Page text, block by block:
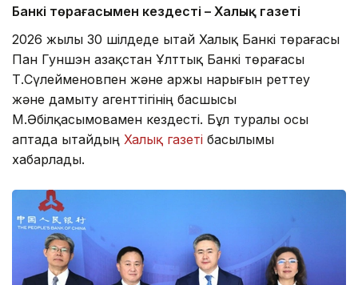
Банкі төрағасымен кездесті – Халық газеті
2026 жылы 30 шілдеде Қытай Халық Банкі төрағасы
Пан Гуншэн Қазақстан Ұлттық Банкі төрағасы
Т.Сүлейменовпен және Қаржы нарығын реттеу
және дамыту агенттігінің басшысы
М.Әбілқасымовамен кездесті. Бұл туралы осы
аптада Қытайдың Халық газеті басылымы
хабарлады.